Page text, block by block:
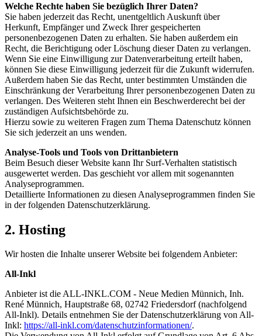
Welche Rechte haben Sie bezüglich Ihrer Daten?
Sie haben jederzeit das Recht, unentgeltlich Auskunft über
Herkunft, Empfänger und Zweck Ihrer gespeicherten
personenbezogenen Daten zu erhalten. Sie haben außerdem ein
Recht, die Berichtigung oder Löschung dieser Daten zu verlangen.
Wenn Sie eine Einwilligung zur Datenverarbeitung erteilt haben,
können Sie diese Einwilligung jederzeit für die Zukunft widerrufen.
Außerdem haben Sie das Recht, unter bestimmten Umständen die
Einschränkung der Verarbeitung Ihrer personenbezogenen Daten zu
verlangen. Des Weiteren steht Ihnen ein Beschwerderecht bei der
zuständigen Aufsichtsbehörde zu.
Hierzu sowie zu weiteren Fragen zum Thema Datenschutz können
Sie sich jederzeit an uns wenden.
Analyse-Tools und Tools von Drittanbietern
Beim Besuch dieser Website kann Ihr Surf-Verhalten statistisch
ausgewertet werden. Das geschieht vor allem mit sogenannten
Analyseprogrammen.
Detaillierte Informationen zu diesen Analyseprogrammen finden Sie
in der folgenden Datenschutzerklärung.
2. Hosting
Wir hosten die Inhalte unserer Website bei folgendem Anbieter:
All-Inkl
Anbieter ist die ALL-INKL.COM - Neue Medien Münnich, Inh.
René Münnich, Hauptstraße 68, 02742 Friedersdorf (nachfolgend
All-Inkl). Details entnehmen Sie der Datenschutzerklärung von All-
Inkl: https://all-inkl.com/datenschutzinformationen/.